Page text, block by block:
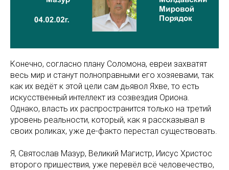
Конечно, согласно плану Соломона, евреи захватят
весь мир и станут полноправными его хозяевами, так
как их ведёт к этой цели сам дьявол Яхве, то есть
искусственный интеллект из созвездия Ориона.
Однако, власть их распространится только на третий
уровень реальности, который, как я рассказывал в
своих роликах, уже де-факто перестал существовать.
Я, Святослав Мазур, Великий Магистр, Иисус Христос
второго пришествия, уже перевёл всё человечество,